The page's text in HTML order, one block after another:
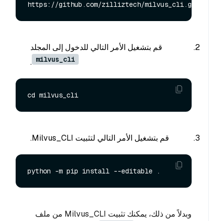
قم بتشغيل الأمر التالي للدخول إلى المجلد
milvus_cli
.
قم بتشغيل الأمر التالي لتثبيت Milvus_CLI.
وبدلاً من ذلك، يمكنك تثبيت Milvus_CLI من ملف